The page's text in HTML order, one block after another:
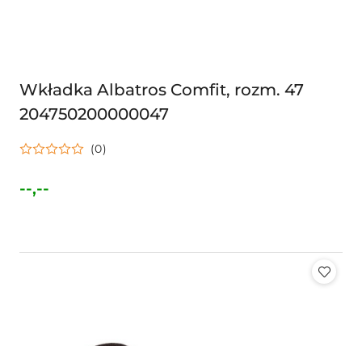
Wkładka Albatros Comfit, rozm. 47
204750200000047
(0)
Cena:
--,--